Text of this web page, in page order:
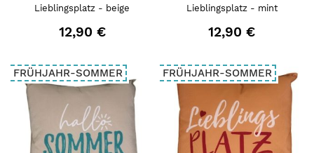
Lieblingsplatz - beige
12,90 €
Lieblingsplatz - mint
12,90 €
FRÜHJAHR-SOMMER FRÜHJAHR-SOMMER